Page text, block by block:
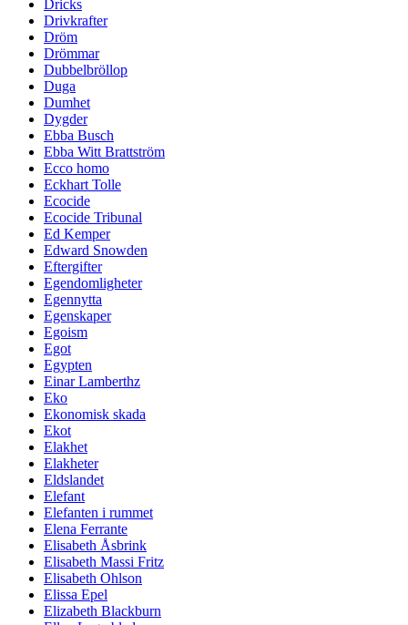
Dricks
Drivkrafter
Dröm
Drömmar
Dubbelbröllop
Duga
Dumhet
Dygder
Ebba Busch
Ebba Witt Brattström
Ecco homo
Eckhart Tolle
Ecocide
Ecocide Tribunal
Ed Kemper
Edward Snowden
Eftergifter
Egendomligheter
Egennytta
Egenskaper
Egoism
Egot
Egypten
Einar Lamberthz
Eko
Ekonomisk skada
Ekot
Elakhet
Elakheter
Eldslandet
Elefant
Elefanten i rummet
Elena Ferrante
Elisabeth Åsbrink
Elisabeth Massi Fritz
Elisabeth Ohlson
Elissa Epel
Elizabeth Blackburn